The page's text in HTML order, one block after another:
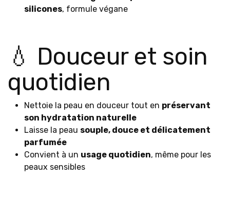
silicones, formule végane
💧 Douceur et soin
quotidien
Nettoie la peau en douceur tout en préservant
son hydratation naturelle
Laisse la peau souple, douce et délicatement
parfumée
Convient à un usage quotidien, même pour les
peaux sensibles